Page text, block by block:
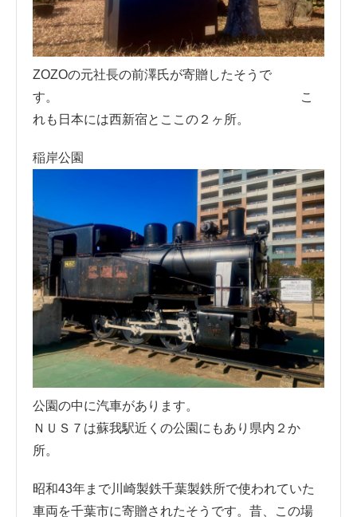
ZOZOの元社長の前澤氏が寄贈したそうで
す。 こ
れも日本には西新宿とここの２ヶ所。
稲岸公園
公園の中に汽車があります。
ＮＵＳ７は蘇我駅近くの公園にもあり県内２か
所。
昭和43年まで川崎製鉄千葉製鉄所で使われていた
車両を千葉市に寄贈されたそうです。昔、この場